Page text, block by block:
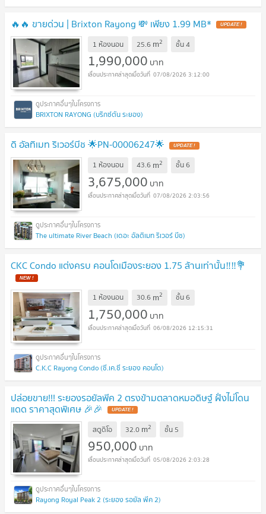
🔥🔥 ขายด่วน | Brixton Rayong 💸 เพียง 1.99 MB* UPDATE !
1 ห้องนอน 25.6 m2 ชั้น4
1,990,000 บาท
07/08/2026 3:12:00
BRIXTON RAYONG (บริกซ์ตัน ระยอง)
ดิ อัลทิเมท ริเวอร์บีช 🌟PN-00006247🌟 UPDATE !
1 ห้องนอน 43.6 m2 ชั้น6
3,675,000 บาท
07/08/2026 2:03:56
The ultimate River Beach (เดอะ อัลติเมท ริเวอร์ บีช)
CKC Condo แต่งครบ คอนโดเมืองระยอง 1.75 ล้านเท่านั้น‼️‼️💐
NEW !
1 ห้องนอน 30.6 m2 ชั้น6
1,750,000 บาท
06/08/2026 12:15:31
C.K.C Rayong Condo (ซี.เค.ซี ระยอง คอนโด)
ปล่อยขาย!!! ระยองรอยัลพีค 2 ตรงข้ามตลาดหมอดิษฐ์ ฝั่งไม่โดน
แดด ราคาสุดพิเศษ 🎉🎉 UPDATE !
สตูดิโอ 32.0 m2 ชั้น 5
950,000 บาท
05/08/2026 2:03:28
Rayong Royal Peak 2 (ระยอง รอยัล พีค 2)